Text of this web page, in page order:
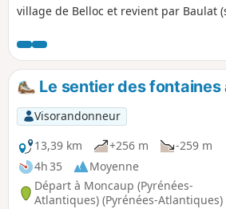
village de Belloc et revient par Baulat
Le sentier des fontaines
Visorandonneur
13,39 km
+256 m
-259 m
4h 35
Moyenne
Départ à Moncaup (Pyrénées-
Atlantiques) (Pyrénées-Atlantiques)